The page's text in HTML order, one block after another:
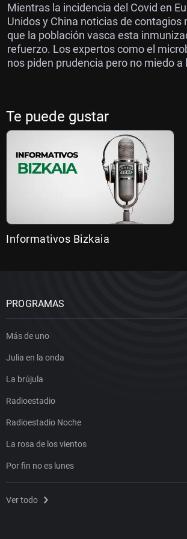
Mientras la incidencia del Covid en
Unidos y China noticias de
que la población vasca esta
refuerzo. Los expertos como el
nos piden prudencia pero no miedo
Te puede gustar
Informativos Bizkaia
PROGRAMAS
Más de uno
Julia en la onda
La brújula
Radioestadio
Radioestadio Noche
La rosa de los vientos
Por fin no es lunes
Ver todo